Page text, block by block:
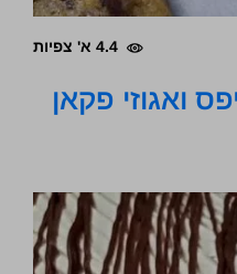
4.4 א' צפיות
ואגוזי פקאן